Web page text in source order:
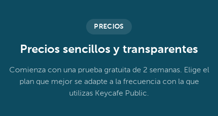
PRECIOS
Precios sencillos y transparentes
Comienza con una prueba gratuita de 2 semanas. Elige el
plan que mejor se adapte a la frecuencia con la que
utilizas Keycafe Public.